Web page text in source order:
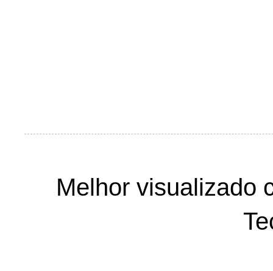
Melhor visualizado